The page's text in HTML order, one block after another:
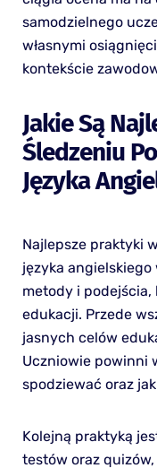
samodzielnego
własnymi
kontekście
Jakie Są
Śledzeniu
Języka
Najlepsze praktyki
języka
metody i
edukacji. Przede
jasnych celów
Uczniowie powinni
spodziewać oraz
Kolejną praktyką
testów oraz